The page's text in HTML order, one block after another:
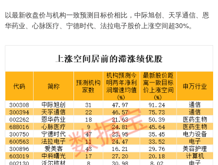
以最新收盘价与机构一致预测目标价相比，中际旭创、天孚通信、恩
华药业、心脉医疗、宁德时代、法拉电子股价上涨空间超30%。